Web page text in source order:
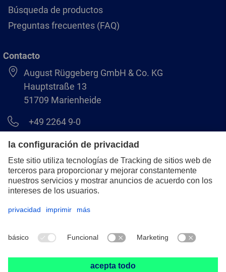
Búsqueda de productos
Preguntas frecuentes (FAQ)
Contacto
August Rüggeberg GmbH & Co. KG
Hauptstraße 13
51709 Marienheide
+49 2264 9-0
info@pferd.com
+49 2264 9-400
Aviso legal
CGV